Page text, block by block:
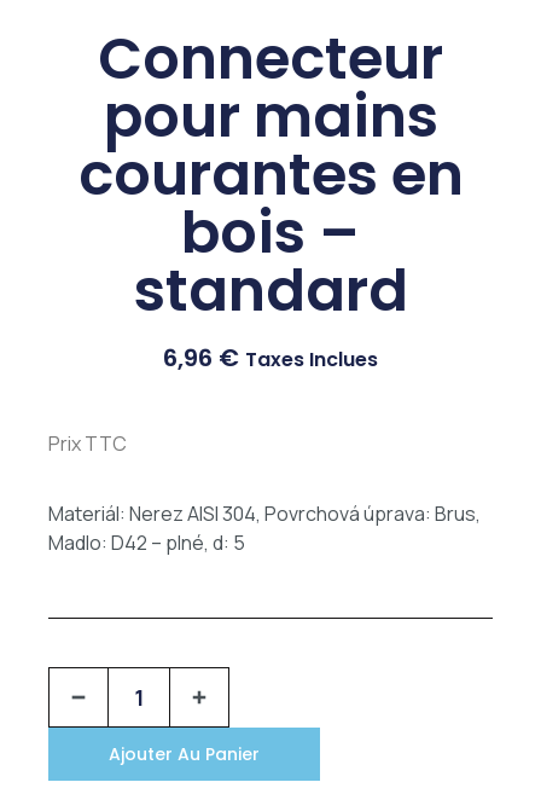
Connecteur
pour mains
courantes en
bois –
standard
6,96 € Taxes Inclues
Prix TTC
Materiál: Nerez AISI 304, Povrchová úprava: Brus,
Madlo: D42 – plné, d: 5
Ajouter Au Panier